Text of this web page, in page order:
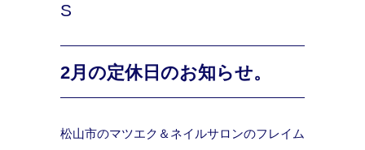
S
2月の定休日のお知らせ。
松山市のマツエク＆ネイルサロンのフレイム